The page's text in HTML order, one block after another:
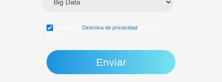
Directiva de privacidad